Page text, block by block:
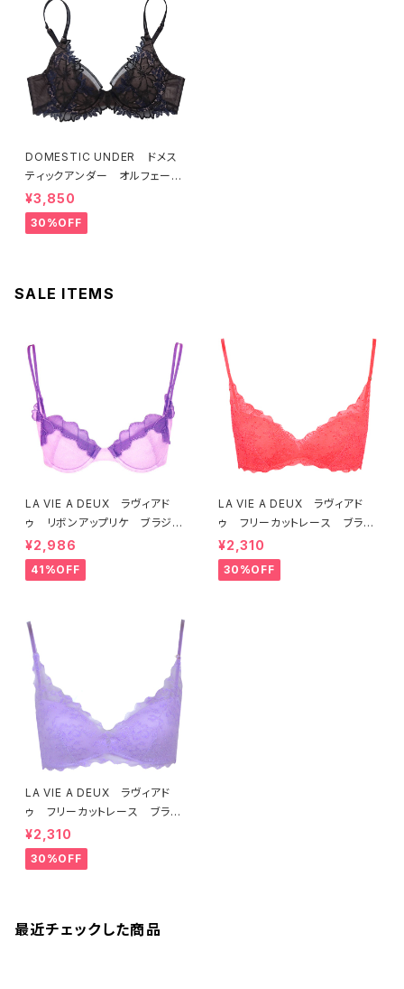
DOMESTIC UNDER ドメス
ティックアンダー オルフェーヴ
ル ブラジャー（ブラック）D225
4 送料無料
¥3,850
30%OFF
SALE ITEMS
LA VIE A DEUX ラヴィアド
ゥ リボンアップリケ ブラジャ
ー（ラベンダー） 22293 SA
LE セール 送料無料
¥2,986
41%OFF
LA VIE A DEUX ラヴィアド
ゥ フリーカットレース ブラレ
ット ソフトブラ（トマトレッド）2
2457 SALE 送料無料
¥2,310
30%OFF
LA VIE A DEUX ラヴィアド
ゥ フリーカットレース ブラレ
ット ソフトブラ（ラベンダー）22
463 SALE 送料無料
¥2,310
30%OFF
最近チェックした商品